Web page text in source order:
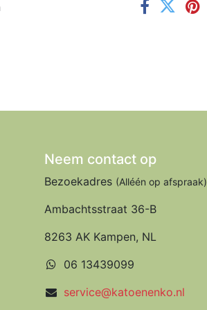
Neem contact op
Bezoekadres (Alléén op afspraak)
Ambachtsstraat 36-B
8263 AK Kampen, NL
06 13439099
service@katoenenko.nl